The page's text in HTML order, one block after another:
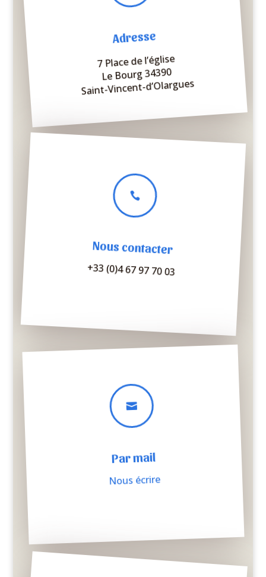
Adresse
7 Place de l’église
Le Bourg 34390
Saint-Vincent-d’Olargues

Nous contacter
+33 (0)4 67 97 70 03

Par mail
Nous écrire